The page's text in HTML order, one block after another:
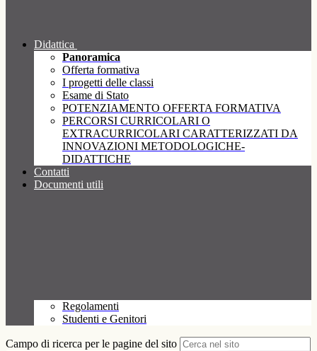
Didattica
Panoramica
Offerta formativa
I progetti delle classi
Esame di Stato
POTENZIAMENTO OFFERTA FORMATIVA
PERCORSI CURRICOLARI O
EXTRACURRICOLARI CARATTERIZZATI DA
INNOVAZIONI METODOLOGICHE-
DIDATTICHE
Contatti
Documenti utili
Regolamenti
Studenti e Genitori
Campo di ricerca per le pagine del sito